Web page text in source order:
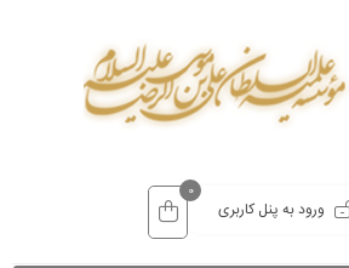
ورود به پنل کاربری
0